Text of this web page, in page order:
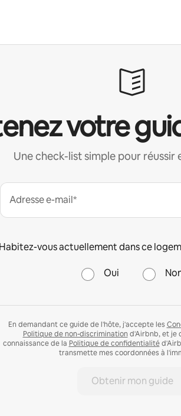
votre
Une check-list simple pour réussir
Adresse e-mail*
vous actuellement dans ce
Oui
En demandant ce guide de l'hôte, j'accepte les
Politique de non-discrimination d'Airbnb, et je
connaissance de la Politique de confidentialité
transmette mes coordonnées à
Obtenir mon guide